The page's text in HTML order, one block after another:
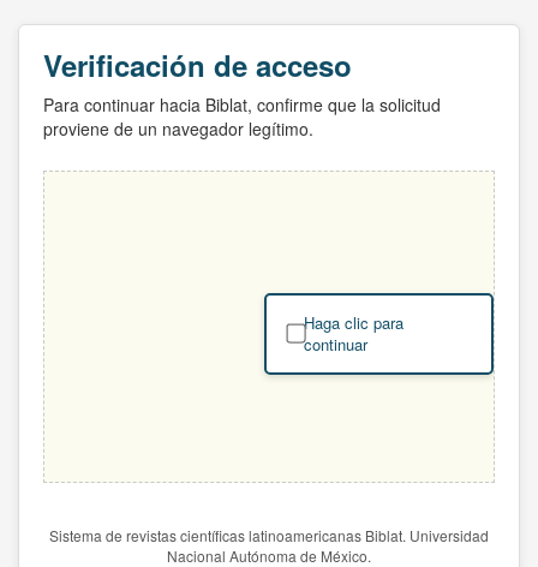
Verificación de acceso
Para continuar hacia Biblat, confirme que la solicitud
proviene de un navegador legítimo.
Haga clic para
continuar
Sistema de revistas científicas latinoamericanas Biblat. Universidad
Nacional Autónoma de México.